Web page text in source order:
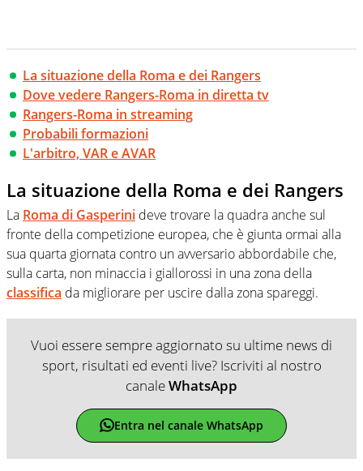
La situazione della Roma e dei Rangers
Dove vedere Rangers-Roma in diretta tv
Rangers-Roma in streaming
Probabili formazioni
L'arbitro, VAR e AVAR
La situazione della Roma e dei Rangers
La Roma di Gasperini deve trovare la quadra anche sul
fronte della competizione europea, che è giunta ormai alla
sua quarta giornata contro un avversario abbordabile che,
sulla carta, non minaccia i giallorossi in una zona della
classifica da migliorare per uscire dalla zona spareggi.
Vuoi essere sempre aggiornato su ultime news di
sport, risultati ed eventi live? Iscriviti al nostro
canaleWhatsApp
Entra nel canale WhatsApp